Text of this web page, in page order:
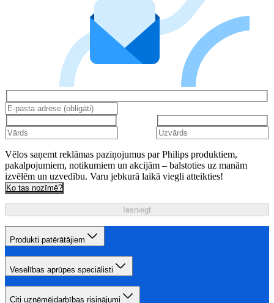
Vēlos saņemt reklāmas paziņojumus par Philips produktiem,
pakalpojumiem, notikumiem un akcijām – balstoties uz manām
izvēlēm un uzvedību. Varu jebkurā laikā viegli atteikties!
Ko tas nozīmē?
Iesniegt
Produkti patērātājiem
Veselības aprūpes speciālisti
Citi uzņēmējdarbības risinājumi